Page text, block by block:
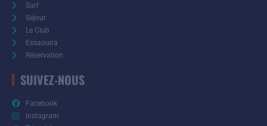
Surf
Séjour
Le Club
Essaouira
Réservation
SUIVEZ-NOUS
Facebook
Instagram